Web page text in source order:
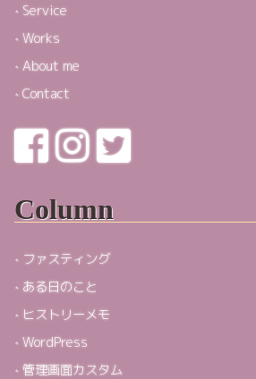
Service
Works
About me
Contact
Column
ファスティング
ある日のこと
ヒストリーメモ
WordPress
管理画面カスタム